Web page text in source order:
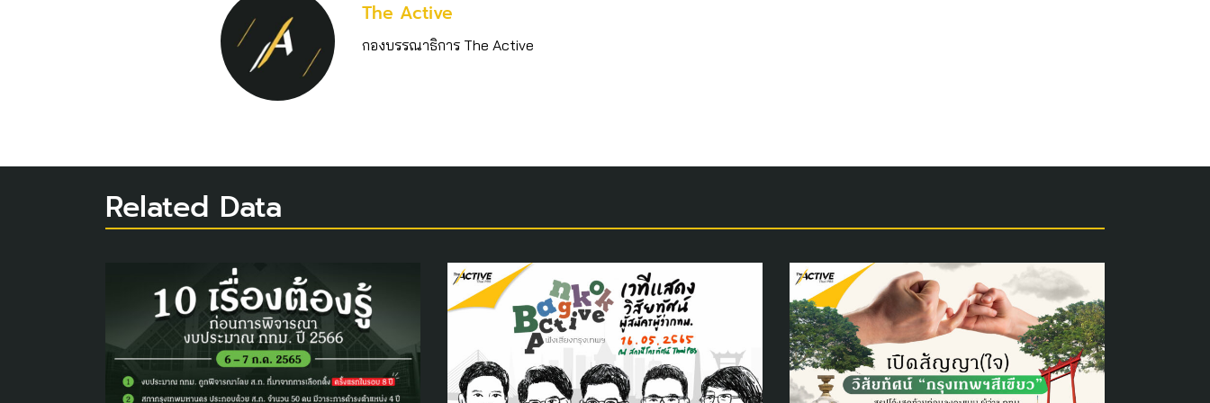
The Active
กองบรรณาธิการ The Active
Related Data